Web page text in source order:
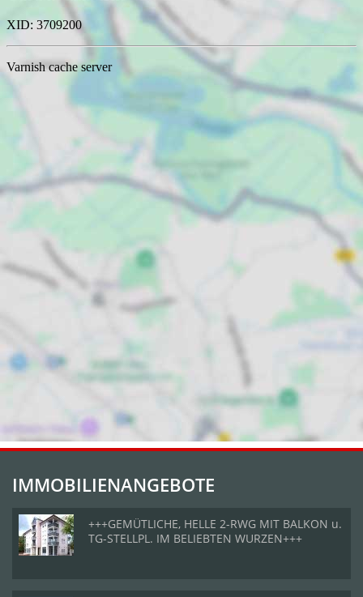
IMMOBILIENANGEBOTE
+++GEMÜTLICHE, HELLE 2-RWG MIT BALKON u.
TG-STELLPL. IM BELIEBTEN WURZEN+++